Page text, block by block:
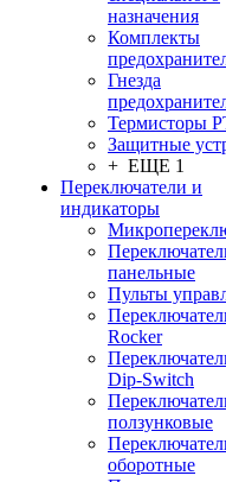
назначения
Комплекты
Гнезда
Термисторы
Защитные
+ ЕЩЕ 1
Переключатели и
индикаторы
панельные
Пульты
Rocker
Dip-Switch
ползунковые
оборотные